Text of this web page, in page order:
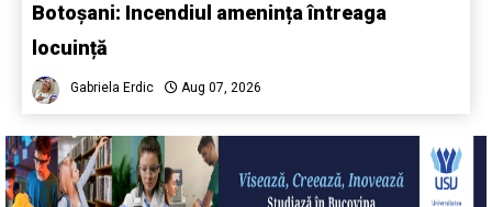
Botoșani: Incendiul amenința întreaga
locuință
Gabriela Erdic Aug 07, 2026